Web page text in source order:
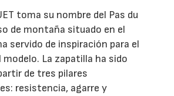
toma su nombre del Pas du
de montaña situado en el
servido de inspiración para el
modelo. La zapatilla ha sido
de tres pilares
resistencia, agarre y